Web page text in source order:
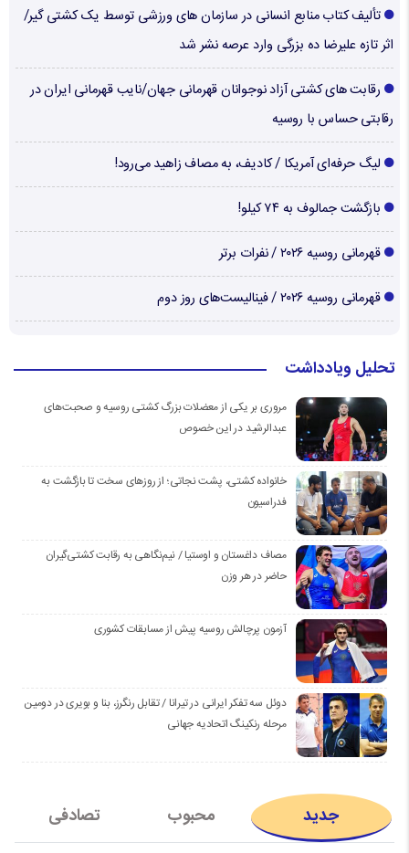
تألیف کتاب منابع انسانی در سازمان های ورزشی توسط یک کشتی گیر/
اثر تازه علیرضا ده بزرگی وارد عرصه نشر شد
رقابت های کشتی آزاد نوجوانان قهرمانی جهان/نایب قهرمانی ایران در
رقابتی حساس با روسیه
لیگ حرفه‌ای آمریکا / کادیف، به مصاف زاهید می‌رود!
بازگشت جمالوف به ۷۴ کیلو!
قهرمانی روسیه ۲۰۲۶ / نفرات برتر
قهرمانی روسیه ۲۰۲۶ / فینالیست‌های روز دوم
تحلیل ویادداشت
مروری بر یکی از معضلات بزرگ کشتی روسیه و صحبت‌های
عبدالرشید در این خصوص
خانواده کشتی، پشت نجاتی؛ از روزهای سخت تا بازگشت به
فدراسیون
مصاف داغستان و اوستیا / نیم‌نگاهی به رقابت کشتی‌گیران
حاضر در هر وزن
آزمون پرچالش روسیه پیش از مسابقات کشوری
دوئل سه تفکر ایرانی در تیرانا / تقابل رنگرز، بنا و بویری در دومین
مرحله رنکینگ اتحادیه جهانی
جدید محبوب تصادفی